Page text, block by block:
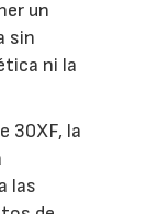
un
sin
ni la
30XF, la
las